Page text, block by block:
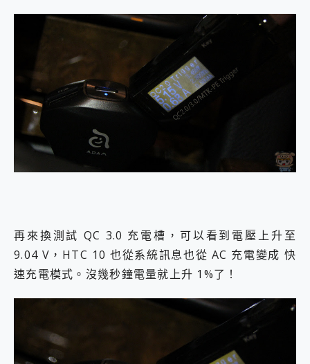
再來換測試 QC 3.0 充電槽，可以看到電壓上升至
9.04 V，HTC 10 也從系統訊息也從 AC 充電變成 快
速充電模式。沒幾秒鐘電量就上升 1%了！